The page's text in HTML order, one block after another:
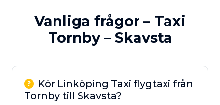
Vanliga frågor – Taxi
Tornby – Skavsta
Kör Linköping Taxi flygtaxi från
Tornby till Skavsta?